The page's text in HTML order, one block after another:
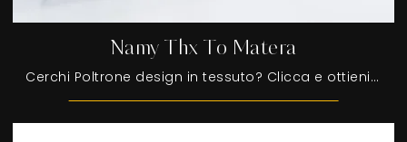
Namy Thx To Matera
Cerchi Poltrone design in tessuto? Clicca e ottieni informazioni sul modello Namy Thx To Matera di Egoitaliano.